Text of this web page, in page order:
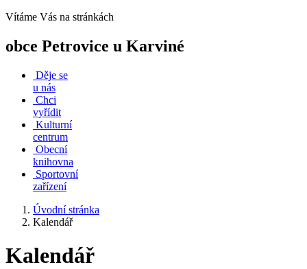
Vítáme Vás na stránkách
obce Petrovice u Karviné
Děje se
u nás
Chci
vyřídit
Kulturní
centrum
Obecní
knihovna
Sportovní
zařízení
Úvodní stránka
Kalendář
Kalendář